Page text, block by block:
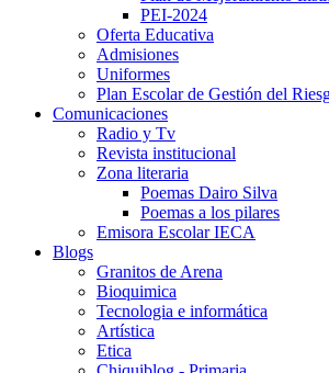
PEI-2024
Oferta Educativa
Admisiones
Uniformes
Plan Escolar de Gestión del
Comunicaciones
Radio y Tv
Revista institucional
Zona literaria
Poemas Dairo Silva
Poemas a los pilares
Emisora Escolar IECA
Blogs
Granitos de Arena
Bioquimica
Tecnologia e informática
Artística
Etica